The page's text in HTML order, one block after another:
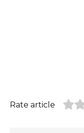
Rate article